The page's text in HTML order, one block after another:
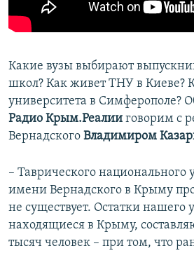
Какие вузы выбирают
школ? Как живет ТНУ в Киеве?
университета в Симферополе?
Радио Крым.Реалии говорим с
Вернадского Владимиром
– Таврического национального
имени Вернадского в Крыму
не существует. Остатки нашего
находящиеся в Крыму,
тысяч человек – при том, что